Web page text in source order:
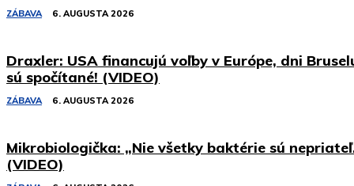
ZÁBAVA 6. AUGUSTA 2026
Draxler: USA financujú voľby v Európe, dni
sú spočítané! (VIDEO)
ZÁBAVA 6. AUGUSTA 2026
Mikrobiologička: „Nie všetky baktérie sú
(VIDEO)